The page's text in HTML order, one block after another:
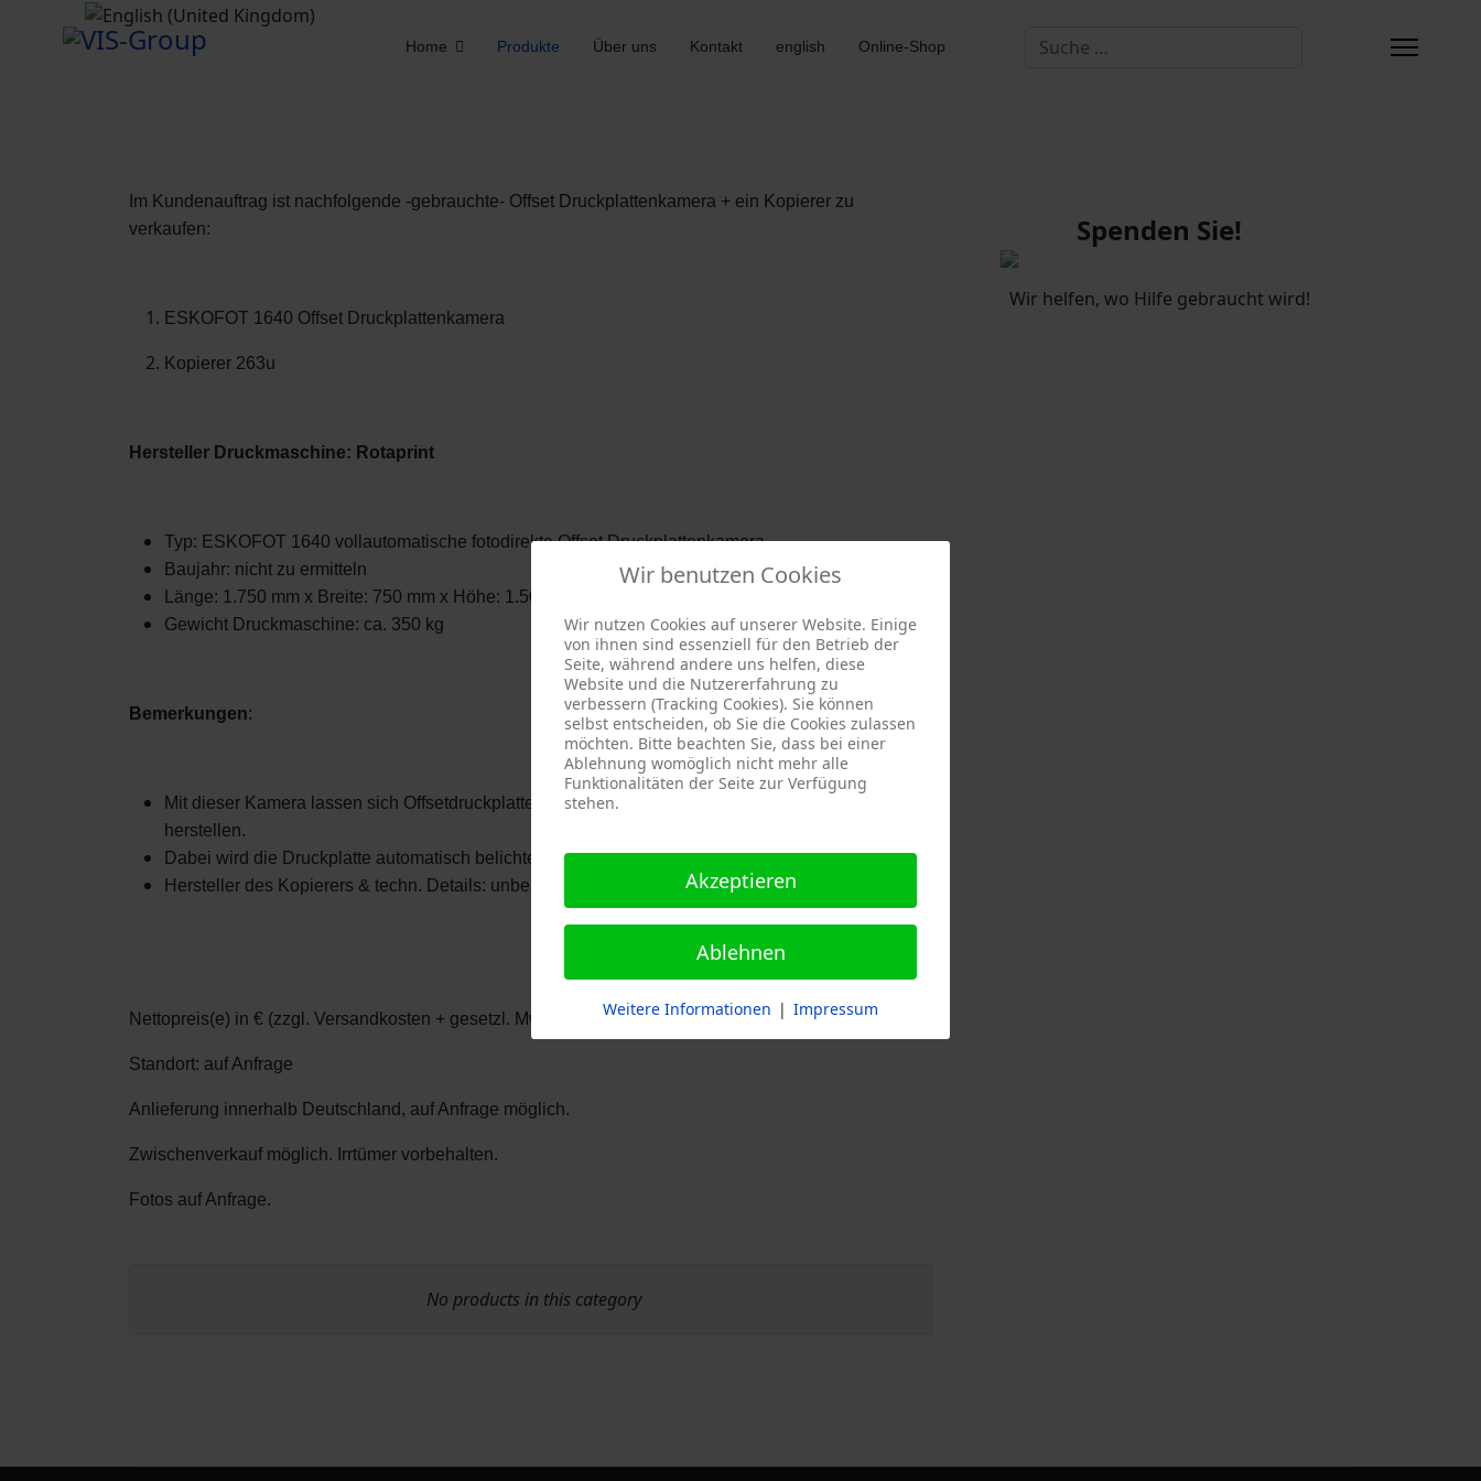
Home Produkte Über uns Kontakt english Online-Shop Suchen
Im Kundenauftrag ist nachfolgende -gebrauchte- Offset Druckplattenkamera + ein Kopierer zu
verkaufen:
ESKOFOT 1640 Offset Druckplattenkamera
Kopierer 263u
Hersteller Druckmaschine: Rotaprint
Typ: ESKOFOT 1640 vollautomatische fotodirekte Offset Druckplattenkamera
Baujahr: nicht zu ermitteln
Länge: 1.750 mm x Breite: 750 mm x Höhe: 1.500 mm
Gewicht Druckmaschine: ca. 350 kg
Bemerkungen:
Mit dieser Kamera lassen sich Offsetdruckplatten für Druckmaschinen, wie Heidelberger TOM/TOK
herstellen.
Dabei wird die Druckplatte automatisch belichtet, entwickelt u. getrocknet.
Hersteller des Kopierers & techn. Details: unbekannt
Nettopreis(e) in € (zzgl. Versandkosten + gesetzl. MwSt.) auf Anfrage.
Standort: auf Anfrage
Anlieferung innerhalb Deutschland, auf Anfrage möglich.
Zwischenverkauf möglich. Irrtümer vorbehalten.
Fotos auf Anfrage.
No products in this category
Spenden Sie!
Wir helfen, wo Hilfe gebraucht wird!
Wir benutzen Cookies
Wir nutzen Cookies auf unserer Website. Einige
von ihnen sind essenziell für den Betrieb der
Seite, während andere uns helfen, diese
Website und die Nutzererfahrung zu
verbessern (Tracking Cookies). Sie können
selbst entscheiden, ob Sie die Cookies zulassen
möchten. Bitte beachten Sie, dass bei einer
Ablehnung womöglich nicht mehr alle
Funktionalitäten der Seite zur Verfügung
stehen.
Akzeptieren
Ablehnen
Weitere Informationen | Impressum